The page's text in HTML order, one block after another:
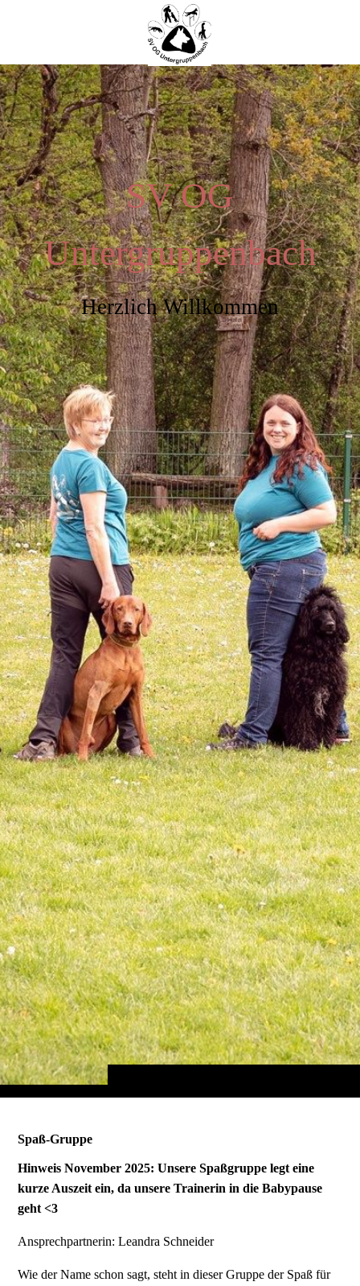
SV OG
Untergruppenbach
Herzlich Willkommen
Spaß-Gruppe
Hinweis November 2025: Unsere Spaßgruppe legt eine
kurze Auszeit ein, da unsere Trainerin in die Babypause
geht <3
Ansprechpartnerin: Leandra Schneider
Wie der Name schon sagt, steht in dieser Gruppe der Spaß für